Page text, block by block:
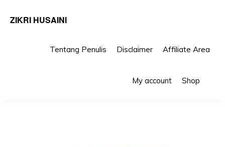
ZIKRI HUSAINI
Tentang Penulis Disclaimer Affiliate Area
My account Shop